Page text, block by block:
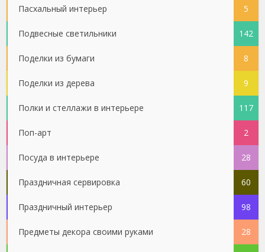
Пасхальный интерьер 5
Подвесные светильники 142
Поделки из бумаги 8
Поделки из дерева 9
Полки и стеллажи в интерьере 117
Поп-арт 2
Посуда в интерьере 28
Праздничная сервировка 60
Праздничный интерьер 98
Предметы декора своими руками 28